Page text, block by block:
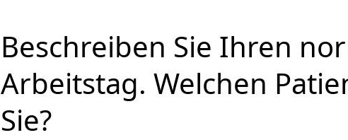
Beschreiben Sie Ihren
Arbeitstag. Welchen
Sie?